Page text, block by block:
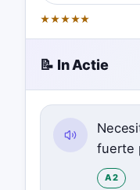
★★★★★
📝 In Actie
fuerte
A2